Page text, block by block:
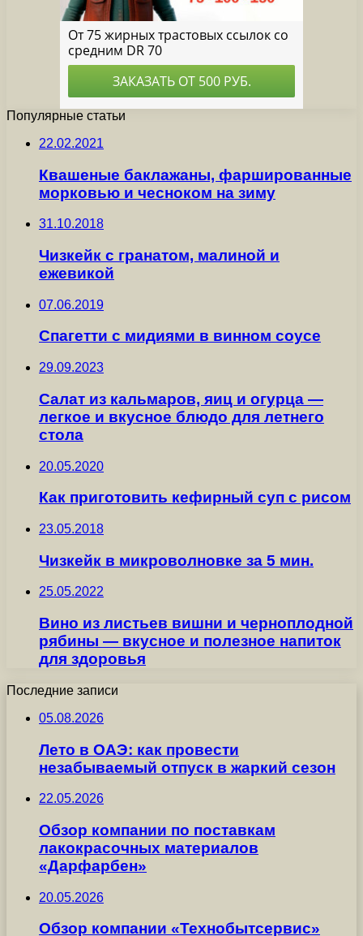
Популярные статьи
22.02.2021
Квашеные баклажаны, фаршированные
морковью и чесноком на зиму
31.10.2018
Чизкейк с гранатом, малиной и
ежевикой
07.06.2019
Спагетти с мидиями в винном соусе
29.09.2023
Салат из кальмаров, яиц и огурца —
легкое и вкусное блюдо для летнего
стола
20.05.2020
Как приготовить кефирный суп с рисом
23.05.2018
Чизкейк в микроволновке за 5 мин.
25.05.2022
Вино из листьев вишни и черноплодной
рябины — вкусное и полезное напиток
для здоровья
Последние записи
05.08.2026
Лето в ОАЭ: как провести
незабываемый отпуск в жаркий сезон
22.05.2026
Обзор компании по поставкам
лакокрасочных материалов
«Дарфарбен»
20.05.2026
Обзор компании «Технобытсервис»